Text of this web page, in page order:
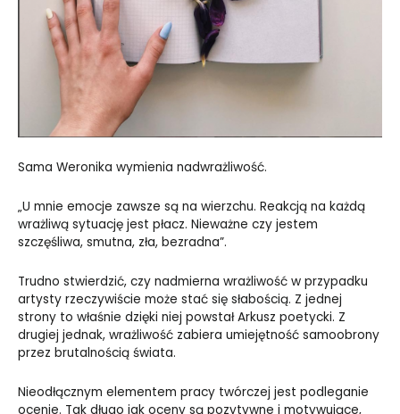
Sama Weronika wymienia nadwrażliwość.
„U mnie emocje zawsze są na wierzchu. Reakcją na każdą
wrażliwą sytuację jest płacz. Nieważne czy jestem
szczęśliwa, smutna, zła, bezradna”.
Trudno stwierdzić, czy nadmierna wrażliwość w przypadku
artysty rzeczywiście może stać się słabością. Z jednej
strony to właśnie dzięki niej powstał Arkusz poetycki. Z
drugiej jednak, wrażliwość zabiera umiejętność samoobrony
przez brutalnością świata.
Nieodłącznym elementem pracy twórczej jest podleganie
ocenie. Tak długo jak oceny są pozytywne i motywujące,